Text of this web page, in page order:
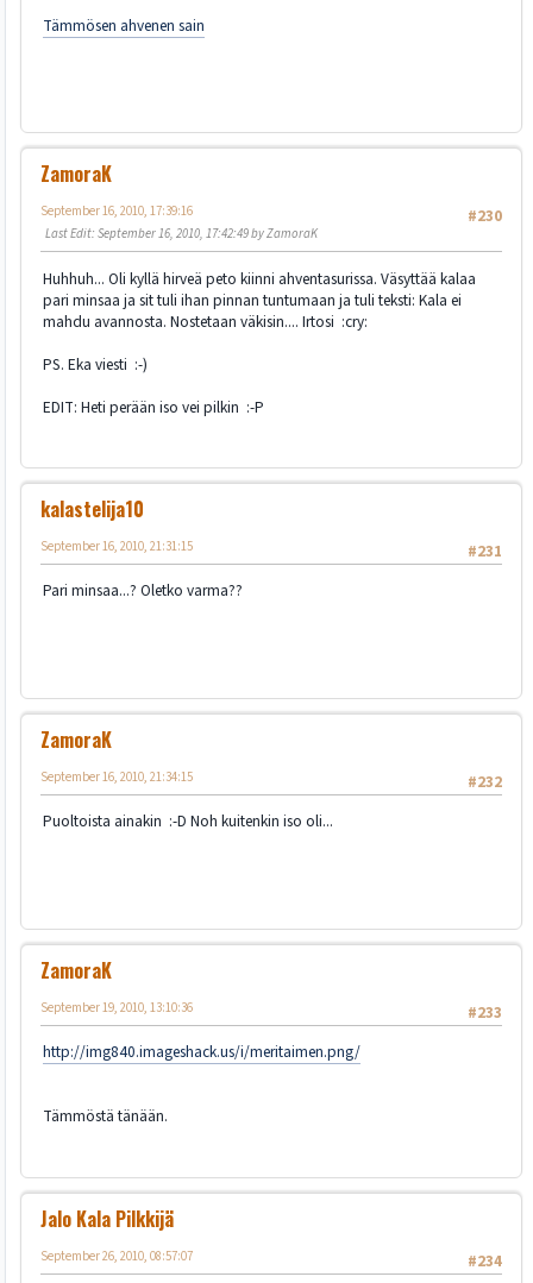
Tämmösen ahvenen sain
ZamoraK
#230
September 16, 2010, 17:39:16
Last Edit: September 16, 2010, 17:42:49 by ZamoraK
Huhhuh... Oli kyllä hirveä peto kiinni ahventasurissa. Väsyttää kalaa
pari minsaa ja sit tuli ihan pinnan tuntumaan ja tuli teksti: Kala ei
mahdu avannosta. Nostetaan väkisin.... Irtosi :cry:
PS. Eka viesti :-)
EDIT: Heti perään iso vei pilkin :-P
kalastelija10
#231
September 16, 2010, 21:31:15
Pari minsaa...? Oletko varma??
ZamoraK
#232
September 16, 2010, 21:34:15
Puoltoista ainakin :-D Noh kuitenkin iso oli...
ZamoraK
#233
September 19, 2010, 13:10:36
http://img840.imageshack.us/i/meritaimen.png/
Tämmöstä tänään.
Jalo Kala Pilkkijä
#234
September 26, 2010, 08:57:07